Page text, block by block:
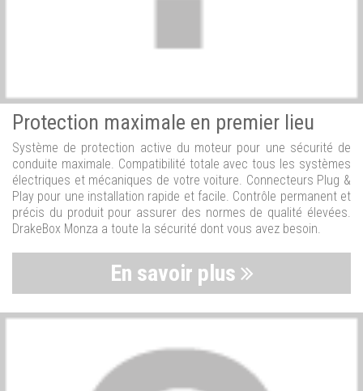
Protection maximale en premier lieu
Système de protection active du moteur pour une sécurité de
conduite maximale. Compatibilité totale avec tous les systèmes
électriques et mécaniques de votre voiture. Connecteurs Plug &
Play pour une installation rapide et facile. Contrôle permanent et
précis du produit pour assurer des normes de qualité élevées.
DrakeBox Monza a toute la sécurité dont vous avez besoin.
En savoir plus